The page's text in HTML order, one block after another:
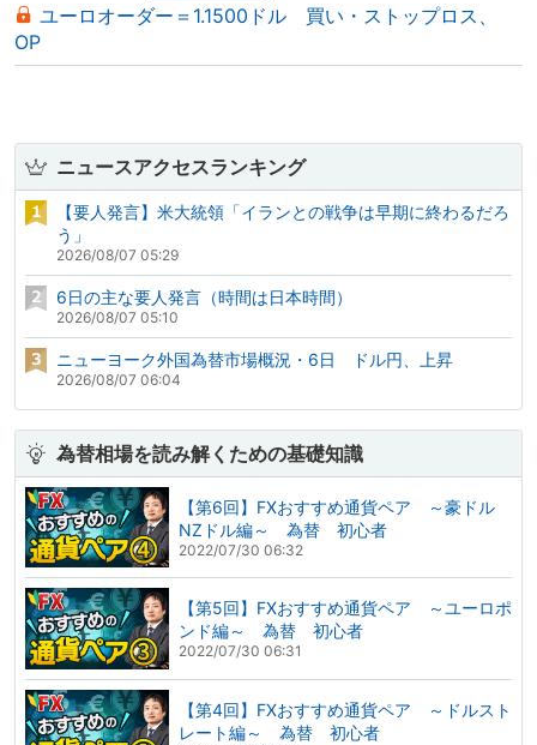
ユーロオーダー＝1.1500ドル 買い・ストップロス、
OP
ニュースアクセスランキング
【要人発言】米大統領「イランとの戦争は早期に終わるだろ
う」
2026/08/07 05:29
6日の主な要人発言（時間は日本時間）
2026/08/07 05:10
ニューヨーク外国為替市場概況・6日 ドル円、上昇
2026/08/07 06:04
為替相場を読み解くための基礎知識
【第6回】FXおすすめ通貨ペア ～豪ドル
NZドル編～ 為替 初心者
2022/07/30 06:32
【第5回】FXおすすめ通貨ペア ～ユーロポ
ンド編～ 為替 初心者
2022/07/30 06:31
【第4回】FXおすすめ通貨ペア ～ドルスト
レート編～ 為替 初心者